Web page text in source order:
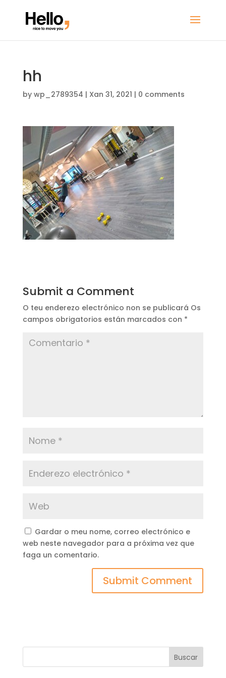
hh
by wp_2789354 | Xan 31, 2021 | 0 comments
Submit a Comment
O teu enderezo electrónico non se publicará Os
campos obrigatorios están marcados con *
Gardar o meu nome, correo electrónico e
web neste navegador para a próxima vez que
faga un comentario.